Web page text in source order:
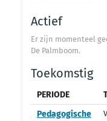
Actief
Er zijn momenteel
De Palmboom.
Toekomstig
PERIODE
Pedagogische